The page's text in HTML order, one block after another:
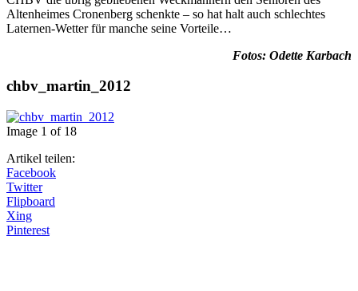
Altenheimes Cronenberg schenkte – so hat halt auch schlechtes
Laternen-Wetter für manche seine Vorteile…
Fotos: Odette Karbach
chbv_martin_2012
Image 1 of 18
Artikel teilen:
Facebook
Twitter
Flipboard
Xing
Pinterest